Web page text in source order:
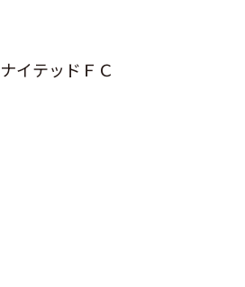
イテッドＦＣ